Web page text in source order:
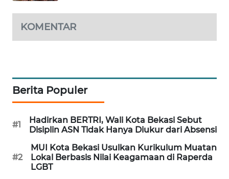
KOMENTAR
Berita Populer
#1
Hadirkan BERTRI, Wali Kota Bekasi Sebut
Disiplin ASN Tidak Hanya Diukur dari Absensi
#2
MUI Kota Bekasi Usulkan Kurikulum Muatan
Lokal Berbasis Nilai Keagamaan di Raperda
LGBT